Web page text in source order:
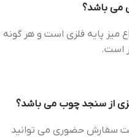
میز پایه فلزی است و هر گونه
است.
سفارش حضوری می توانید